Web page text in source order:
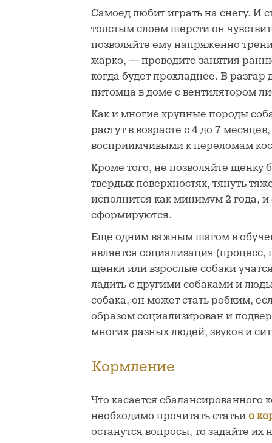
Самоед любит играть на снегу. И
толстым слоем шерсти он
позволяйте ему напряженно
жарко, — проводите занятия
когда будет прохладнее. В разгар
питомца в доме с вентилятором
Как и многие крупные породы
растут в возрасте с 4 до 7
восприимчивыми к переломам
Кроме того, не позволяйте щенку
твердых поверхностях, тянуть
исполнится как минимум 2 года, и
сформируются.
Еще одним важным шагом в
является социализация (процесс,
щенки или взрослые собаки
ладить с другими собаками и
собака, он может стать робким,
образом социализирован и
многих разных людей, звуков и
Кормление
Что касается сбалансированного
необходимо прочитать статьи о
останутся вопросы, то задайте их